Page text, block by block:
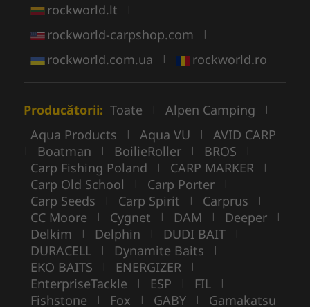
rockworld.lt |
rockworld-carpshop.com |
rockworld.com.ua | rockworld.ro
Producătorii: Toate | Alpen Camping |
Aqua Products | Aqua VU | AVID CARP
| Boatman | BoilieRoller | BROS |
Carp Fishing Poland | CARP MARKER |
Carp Old School | Carp Porter |
Carp Seeds | Carp Spirit | Carprus |
CC Moore | Cygnet | DAM | Deeper |
Delkim | Delphin | DUDI BAIT |
DURACELL | Dynamite Baits |
EKO BAITS | ENERGIZER |
EnterpriseTackle | ESP | FIL |
Fishstone | Fox | GABY | Gamakatsu